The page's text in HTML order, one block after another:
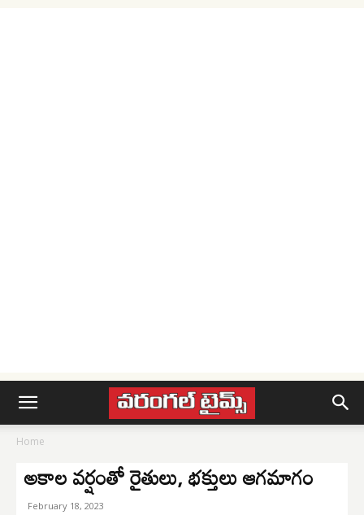
Home
అకాల వర్షంతో రైతులు, భక్తులు ఆగమాగం
February 18, 2023